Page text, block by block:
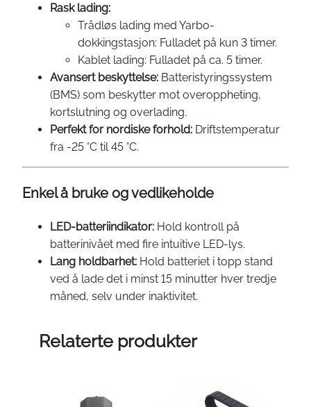
Rask lading:
Trådløs lading med Yarbo-
dokkingstasjon: Fulladet på kun 3 timer.
Kablet lading: Fulladet på ca. 5 timer.
Avansert beskyttelse: Batteristyringssystem
(BMS) som beskytter mot overoppheting,
kortslutning og overlading.
Perfekt for nordiske forhold: Driftstemperatur
fra -25 °C til 45 °C.
Enkel å bruke og vedlikeholde
LED-batteriindikator: Hold kontroll på
batterinivået med fire intuitive LED-lys.
Lang holdbarhet: Hold batteriet i topp stand
ved å lade det i minst 15 minutter hver tredje
måned, selv under inaktivitet.
Relaterte produkter